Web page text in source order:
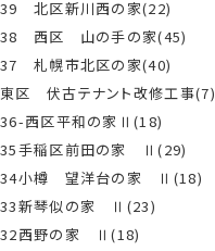
39 北区新川西の家(22)
38 西区 山の手の家(45)
37 札幌市北区の家(40)
東区 伏古テナント改修工事(7)
36-西区平和の家Ⅱ(18)
35手稲区前田の家 Ⅱ(29)
34小樽 望洋台の家 Ⅱ(18)
33新琴似の家 Ⅱ(23)
32西野の家 Ⅱ(18)